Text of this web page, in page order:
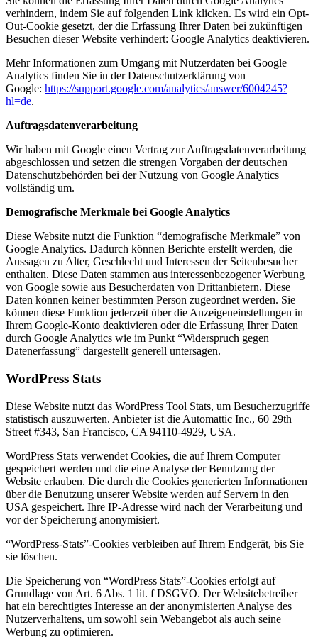
verhindern, indem Sie auf folgenden Link klicken. Es wird ein Opt-
Out-Cookie gesetzt, der die Erfassung Ihrer Daten bei zukünftigen
Besuchen dieser Website verhindert: Google Analytics deaktivieren.
Mehr Informationen zum Umgang mit Nutzerdaten bei Google
Analytics finden Sie in der Datenschutzerklärung von
Google: https://support.google.com/analytics/answer/6004245?
hl=de.
Auftragsdatenverarbeitung
Wir haben mit Google einen Vertrag zur Auftragsdatenverarbeitung
abgeschlossen und setzen die strengen Vorgaben der deutschen
Datenschutzbehörden bei der Nutzung von Google Analytics
vollständig um.
Demografische Merkmale bei Google Analytics
Diese Website nutzt die Funktion “demografische Merkmale” von
Google Analytics. Dadurch können Berichte erstellt werden, die
Aussagen zu Alter, Geschlecht und Interessen der Seitenbesucher
enthalten. Diese Daten stammen aus interessenbezogener Werbung
von Google sowie aus Besucherdaten von Drittanbietern. Diese
Daten können keiner bestimmten Person zugeordnet werden. Sie
können diese Funktion jederzeit über die Anzeigeneinstellungen in
Ihrem Google-Konto deaktivieren oder die Erfassung Ihrer Daten
durch Google Analytics wie im Punkt “Widerspruch gegen
Datenerfassung” dargestellt generell untersagen.
WordPress Stats
Diese Website nutzt das WordPress Tool Stats, um Besucherzugriffe
statistisch auszuwerten. Anbieter ist die Automattic Inc., 60 29th
Street #343, San Francisco, CA 94110-4929, USA.
WordPress Stats verwendet Cookies, die auf Ihrem Computer
gespeichert werden und die eine Analyse der Benutzung der
Website erlauben. Die durch die Cookies generierten Informationen
über die Benutzung unserer Website werden auf Servern in den
USA gespeichert. Ihre IP-Adresse wird nach der Verarbeitung und
vor der Speicherung anonymisiert.
“WordPress-Stats”-Cookies verbleiben auf Ihrem Endgerät, bis Sie
sie löschen.
Die Speicherung von “WordPress Stats”-Cookies erfolgt auf
Grundlage von Art. 6 Abs. 1 lit. f DSGVO. Der Websitebetreiber
hat ein berechtigtes Interesse an der anonymisierten Analyse des
Nutzerverhaltens, um sowohl sein Webangebot als auch seine
Werbung zu optimieren.